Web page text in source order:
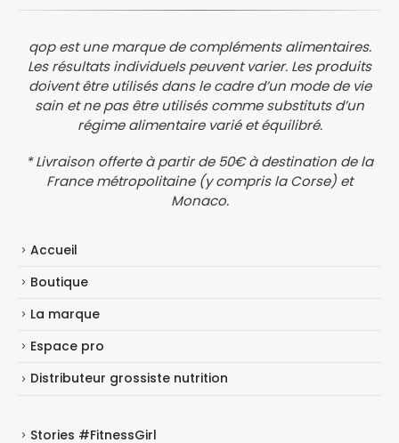
qop est une marque de compléments alimentaires.
Les résultats individuels peuvent varier. Les produits
doivent être utilisés dans le cadre d’un mode de vie
sain et ne pas être utilisés comme substituts d’un
régime alimentaire varié et équilibré.
* Livraison offerte à partir de 50€ à destination de la
France métropolitaine (y compris la Corse) et
Monaco.
Accueil
Boutique
La marque
Espace pro
Distributeur grossiste nutrition
Stories #FitnessGirl